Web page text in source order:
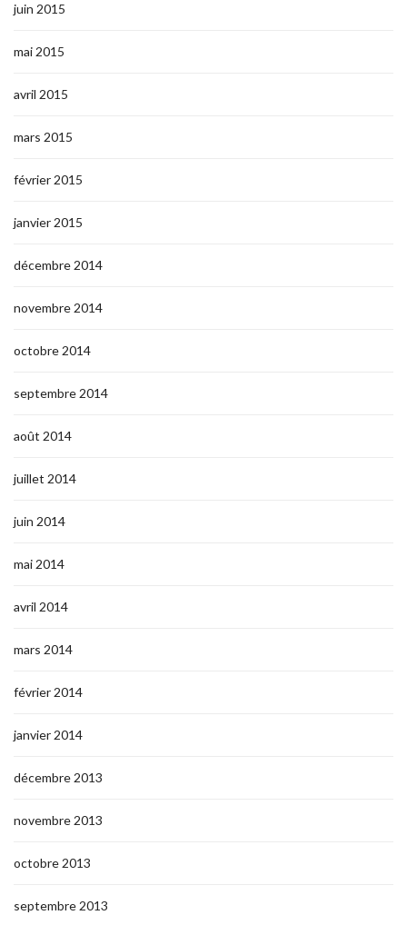
juin 2015
mai 2015
avril 2015
mars 2015
février 2015
janvier 2015
décembre 2014
novembre 2014
octobre 2014
septembre 2014
août 2014
juillet 2014
juin 2014
mai 2014
avril 2014
mars 2014
février 2014
janvier 2014
décembre 2013
novembre 2013
octobre 2013
septembre 2013